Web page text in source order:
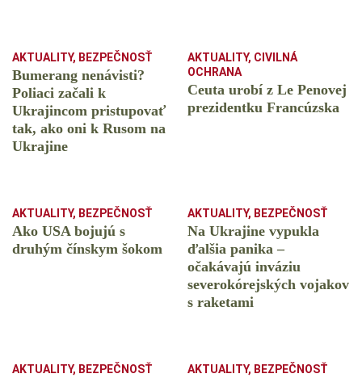
AKTUALITY, BEZPEČNOSŤ
Bumerang nenávisti?
Poliaci začali k
Ukrajincom pristupovať
tak, ako oni k Rusom na
Ukrajine
AKTUALITY, CIVILNÁ
OCHRANA
Ceuta urobí z Le Penovej
prezidentku Francúzska
AKTUALITY, BEZPEČNOSŤ
Ako USA bojujú s
druhým čínskym šokom
AKTUALITY, BEZPEČNOSŤ
Na Ukrajine vypukla
ďalšia panika –
očakávajú inváziu
severokórejských vojakov
s raketami
AKTUALITY, BEZPEČNOSŤ AKTUALITY, BEZPEČNOSŤ